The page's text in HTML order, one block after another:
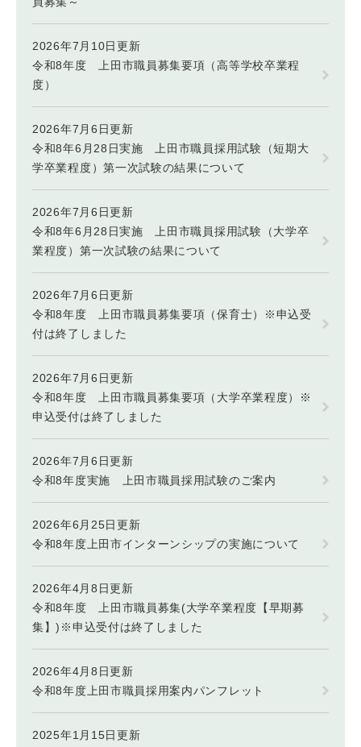
2026年7月10日更新
令和8年度 上田市職員募集要項（高等学校卒業程
度）
2026年7月6日更新
令和8年6月28日実施 上田市職員採用試験（短期大
学卒業程度）第一次試験の結果について
2026年7月6日更新
令和8年6月28日実施 上田市職員採用試験（大学卒
業程度）第一次試験の結果について
2026年7月6日更新
令和8年度 上田市職員募集要項（保育士）※申込受
付は終了しました
2026年7月6日更新
令和8年度 上田市職員募集要項（大学卒業程度）※
申込受付は終了しました
2026年7月6日更新
令和8年度実施 上田市職員採用試験のご案内
2026年6月25日更新
令和8年度上田市インターンシップの実施について
2026年4月8日更新
令和8年度 上田市職員募集(大学卒業程度【早期募
集】)※申込受付は終了しました
2026年4月8日更新
令和8年度上田市職員採用案内パンフレット
2025年1月15日更新